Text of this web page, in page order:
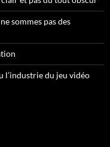
sommes pas des
l’industrie du jeu vidéo